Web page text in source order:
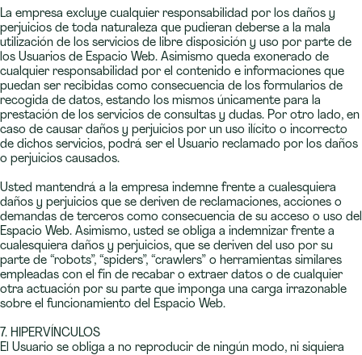
La empresa excluye cualquier responsabilidad por los daños y
perjuicios de toda naturaleza que pudieran deberse a la mala
utilización de los servicios de libre disposición y uso por parte de
los Usuarios de Espacio Web. Asimismo queda exonerado de
cualquier responsabilidad por el contenido e informaciones que
puedan ser recibidas como consecuencia de los formularios de
recogida de datos, estando los mismos únicamente para la
prestación de los servicios de consultas y dudas. Por otro lado, en
caso de causar daños y perjuicios por un uso ilícito o incorrecto
de dichos servicios, podrá ser el Usuario reclamado por los daños
o perjuicios causados.
Usted mantendrá a la empresa indemne frente a cualesquiera
daños y perjuicios que se deriven de reclamaciones, acciones o
demandas de terceros como consecuencia de su acceso o uso del
Espacio Web. Asimismo, usted se obliga a indemnizar frente a
cualesquiera daños y perjuicios, que se deriven del uso por su
parte de “robots”, “spiders”, “crawlers” o herramientas similares
empleadas con el fin de recabar o extraer datos o de cualquier
otra actuación por su parte que imponga una carga irrazonable
sobre el funcionamiento del Espacio Web.
7. HIPERVÍNCULOS
El Usuario se obliga a no reproducir de ningún modo, ni siquiera